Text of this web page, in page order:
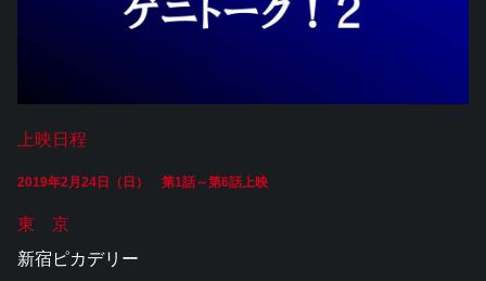
上映日程
2019年2月24日（日） 第1話～第6話上映
東 京
新宿ピカデリー